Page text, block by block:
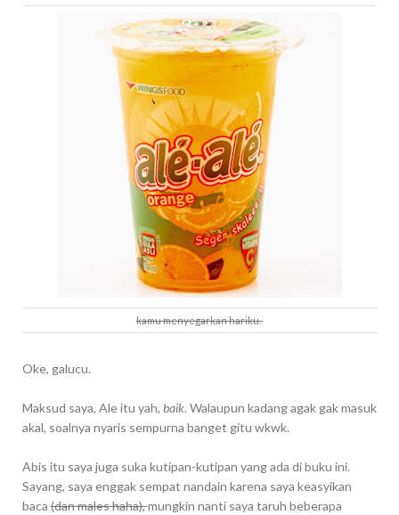
kamu menyegarkan hariku.
Oke, galucu.
Maksud saya, Ale itu yah, baik. Walaupun kadang agak gak masuk
akal, soalnya nyaris sempurna banget gitu wkwk.
Abis itu saya juga suka kutipan-kutipan yang ada di buku ini.
Sayang, saya enggak sempat nandain karena saya keasyikan
baca(dan males haha),mungkin nanti saya taruh beberapa